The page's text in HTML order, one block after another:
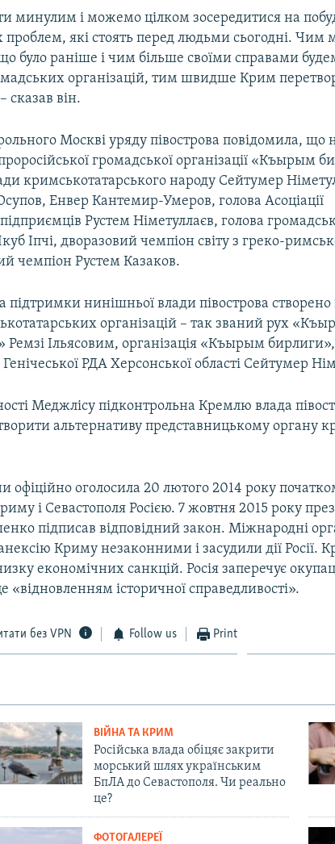
і можемо цілком зосередитися на
проблем, які стоять перед людьми сьогодні. Чим
було раніше і чим більше своїми справами
організацій, тим швидше Крим
він.
Москві уряду півострова повідомила, що
громадської організації «Къырым
кримськотатарського народу Сейтумер
Енвер Кантемир-Умеров, голова Асоціації
Рустем Німетуллаєв, голова
Іпчі, дворазовий чемпіон світу з греко-
чемпіон Рустем Казаков.
підтримки нинішньої влади півострова
організацій – так званий рух
Ремзі Ільясовим, організація «Къырым
РДА Херсонської області Сейтумер
Меджлісу підконтрольна Кремлю влада
альтернативу представницькому органу
офіційно оголосила 20 лютого 2014 року
і Севастополя Росією. 7 жовтня 2015 року
підписав відповідний закон. Міжнародні
Криму незаконними і засудили дії Росії.
економічних санкцій. Росія заперечує
«відновленням історичної справедливості».
без VPN Follow us Print
ВІЙНА ТА КРИМ
Російська влада обіцяє закрити
морський шлях українським
БпЛА до Севастополя. Чи реально
це?
ФОТОГАЛЕРЕЇ